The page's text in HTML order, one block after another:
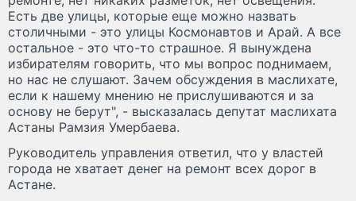
Есть две улицы, которые еще можно назвать
столичными - это улицы Космонавтов и Арай. А все
остальное - это что-то страшное. Я вынуждена
избирателям говорить, что мы вопрос поднимаем,
но нас не слушают. Зачем обсуждения в маслихате,
если к нашему мнению не прислушиваются и за
основу не берут", - высказалась депутат маслихата
Астаны Рамзия Умербаева.
Руководитель управления ответил, что у властей
города не хватает денег на ремонт всех дорог в
Астане.